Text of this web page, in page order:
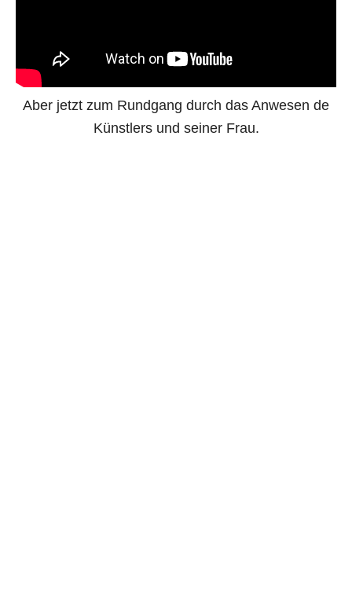
Aber jetzt zum Rundgang durch das Anwesen de
Künstlers und seiner Frau.